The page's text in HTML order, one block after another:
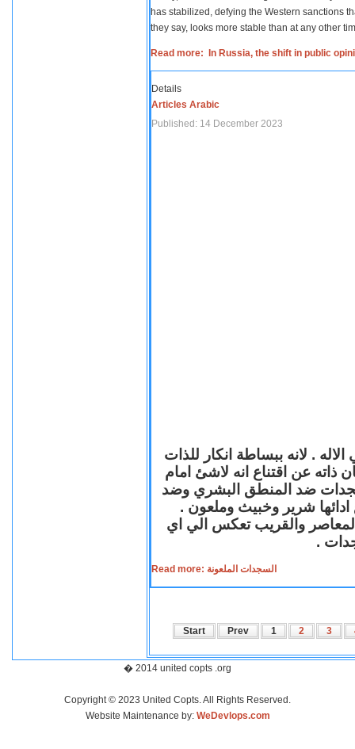
has stabilized, defying the Western sanctions
they say, looks more stable than at any other
Read more: In Russia, the shift in public
Details
Articles Arabic
Published: 14 December 2023
. لانه ببساطة انكار للذات
ذاته عن اقتناع انه لاشئ امام
ضد المنطق البشري وضد
ادائها شرير وخبيث وملعون .
المعاصر والقريب تعكس الي اي
.
Read more: السجدات الملعونة
Start Prev 1 2 3
� 2014 united copts .org
Copyright © 2023 United Copts. All Rights Reserved.
Website Maintenance by: WeDevlops.com